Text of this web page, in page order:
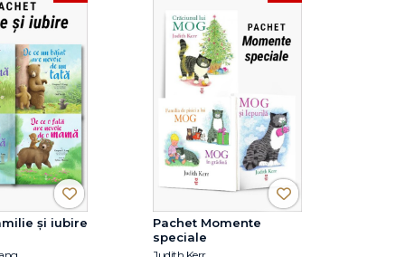
și iubire
Pachet Momente
speciale